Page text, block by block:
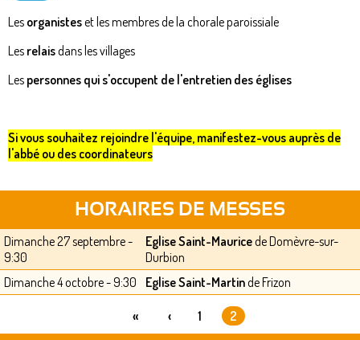
Les organisteset les membres de la chorale paroissiale
Les relaisdans les villages
Les personnes qui s'occupent de l'entretien des églises
Si vous souhaitez rejoindre l'équipe, manifestez-vous auprès de
l'abbé ou des coordinateurs
HORAIRES DE MESSES
Dimanche 27 septembre -
9:30
Eglise Saint-Mauricede Domèvre-sur-
Durbion
Dimanche 4 octobre - 9:30
Eglise Saint-Martinde Frizon
« ‹ 1 2